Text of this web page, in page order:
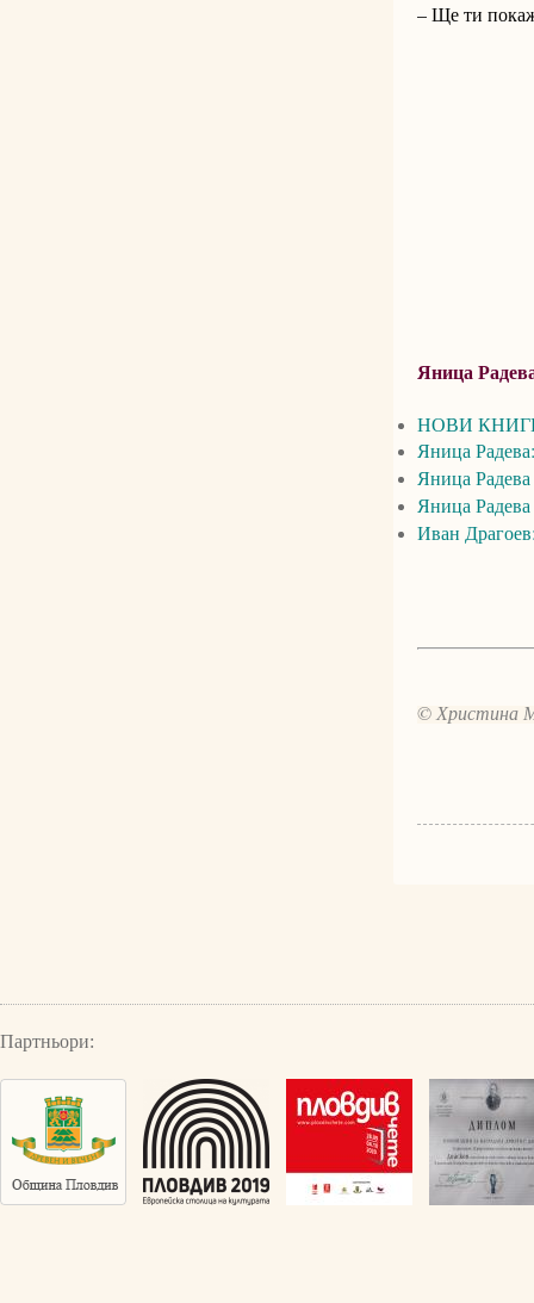
– Ще ти
Яница
НОВИ КНИГИ:
Яница
Яница
Яница
Иван
© Христина
Партньори: